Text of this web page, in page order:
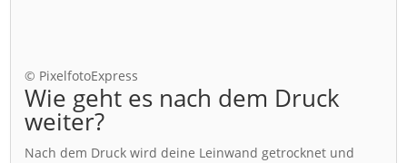
© PixelfotoExpress
Wie geht es nach dem Druck
weiter?
Nach dem Druck wird deine Leinwand getrocknet und